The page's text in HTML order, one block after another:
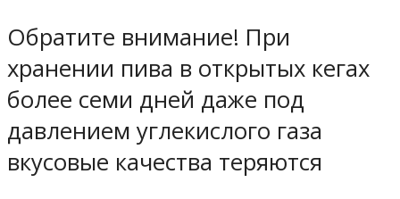
Обратите внимание! При
хранении пива в открытых кегах
более семи дней даже под
давлением углекислого газа
вкусовые качества теряются